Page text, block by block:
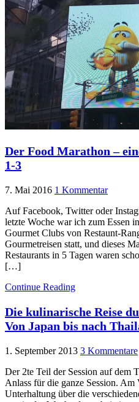
Der Food Marathon –
1-3
7. Mai 2016 1 Kommentar
Auf Facebook, Twitter oder
letzte Woche war ich zum Essen
Gourmet Clubs von Restaunt-
Gourmetreisen statt, und dieses
Restaurants in 5 Tagen waren
[…]
Continue Reading
Die kulinarische Reise
Von Japan bis nach
1. September 2013 3 Kommentare
Der 2te Teil der Session auf dem
Anlass für die ganze Session.
Unterhaltung über die